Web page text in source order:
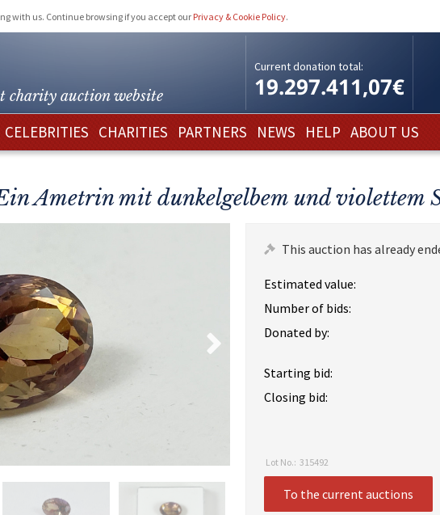
with us. Continue browsing if you accept our Privacy & Cookie Policy.
charity auction website
Current donation total:
19.297.411,07€
CELEBRITIES CHARITIES PARTNERS NEWS HELP ABOUT US
Ametrin mit dunkelgelbem und violettem
This auction has already
Estimated value:
Number of bids:
Donated by:
Starting bid:
Closing bid:
Lot No.: 315492
To the current auctions